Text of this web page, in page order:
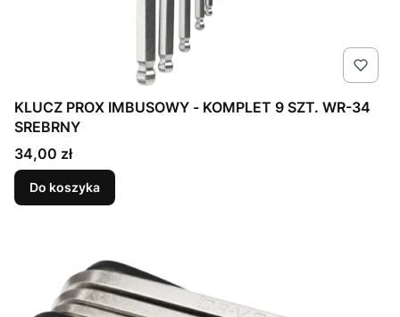
KLUCZ PROX IMBUSOWY - KOMPLET 9 SZT. WR-34
SREBRNY
Cena
34,00 zł
Do koszyka